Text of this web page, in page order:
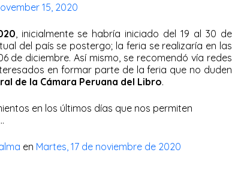
15, 2020
, inicialmente se habría iniciado del 19 al 30 de
del país se postergo; la feria se realizaría en las
de diciembre. Así mismo, se recomendó vía redes
en formar parte de la feria que no duden
de la Cámara Peruana del Libro.
en los últimos días que nos permiten
en Martes, 17 de noviembre de 2020